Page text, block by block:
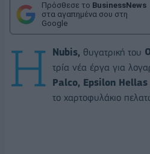
Πρόσθεσε το BusinessNews
στα αγαπημένα σου στη
Google
H Nubis, θυγατρική του
τρία νέα έργα για
Palco, Epsilon Hellas
το χαρτοφυλάκιο